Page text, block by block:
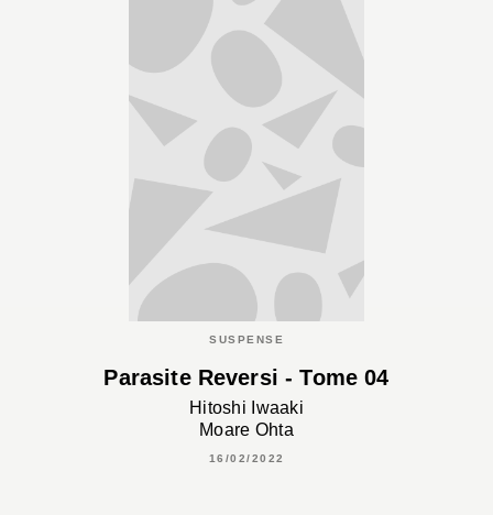
SUSPENSE
Parasite Reversi - Tome 04
Hitoshi Iwaaki
Moare Ohta
16/02/2022